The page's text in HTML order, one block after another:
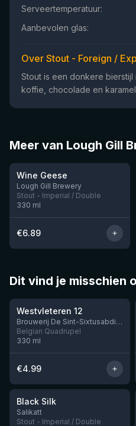
Serveertemperatuur:
Aanbevolen glas:
Over Stout - Foreign /
Stout is een donkere bierstijl
koffie, chocolade en
Meer van Lough Gill
★4.09
Wine Geese
Lough Gill Brewery
Stout - Imperial / Double
330 ml
€6.89
Dit vind je misschien
★4.46
Westvleteren 12
Brouwerij De Sint-Sixtusabdij van Westvleteren
Belgian Quadrupel
330 ml
€4.99
★ 4.53
Black Silk
Salikatt
Stout - Imperial / Double